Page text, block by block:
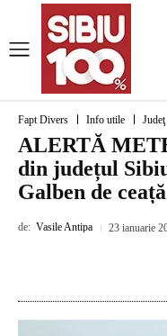
Fapt Divers Info utile Judeţ
ALERTĂ
din județul
Galben de ceață
de: Vasile Antipa 23 ianuarie